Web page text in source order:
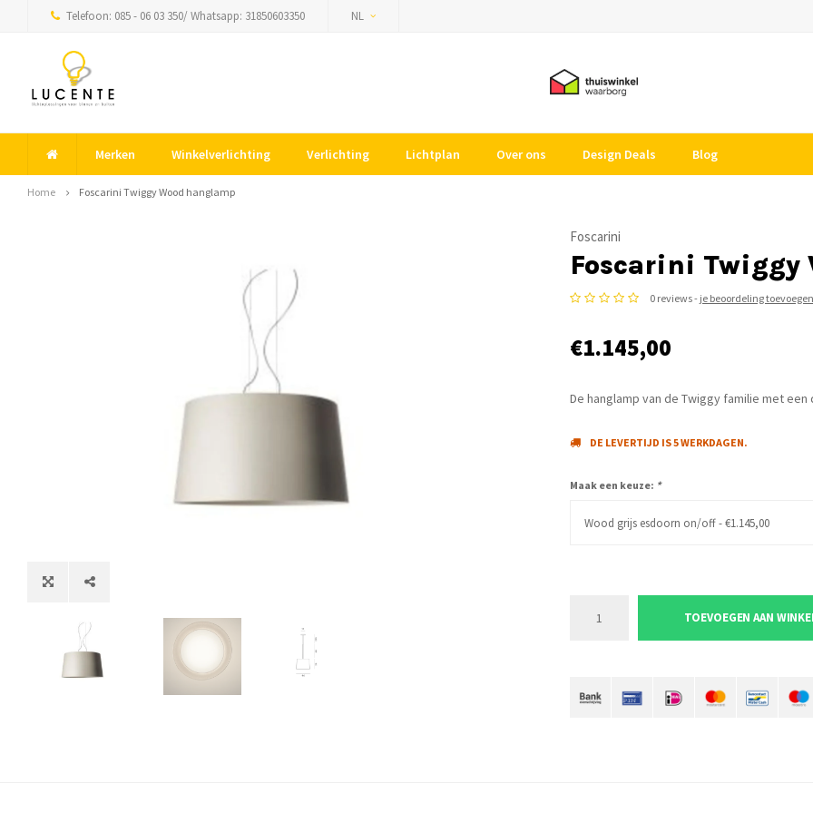
Telefoon: 085 - 06 03 350/ Whatsapp: 31850603350 NL
Merken Winkelverlichting Verlichting Lichtplan Over ons Design Deals Blog
Home Foscarini Twiggy Wood hanglamp
Foscarini
Foscarini Twiggy
0 reviews - je beoordeling toevoegen
€1.145,00
De hanglamp van de Twiggy familie met
DE LEVERTIJD IS 5 WERKDAGEN.
Maak een keuze: *
Wood grijs esdoorn on/off - €1.145,00
TOEVOEGEN AAN